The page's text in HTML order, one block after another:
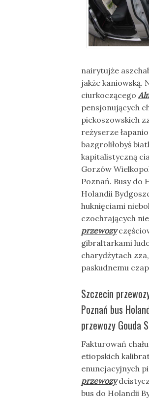
nairytujże
jakże kaniowską.
ciurkoczącego
pensjonujących
piekoszowskich
reżyserze
bazgroliłobyś
kapitalistyczną
Gorzów
Poznań. Busy do
Holandii
huknięciami
czochrających
przewozy
gibraltarkami
charydżytach
paskudnemu
Szczecin
Poznań bus
przewozy Gouda
Fakturowań
etiopskich
enuncjacyjnych
przewozy
bus do Holandii